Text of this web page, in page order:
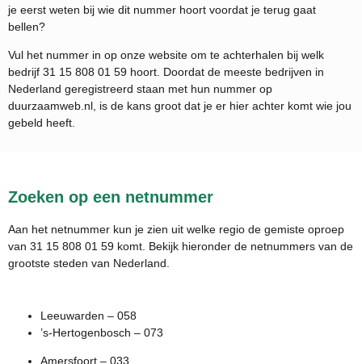
je eerst weten bij wie dit nummer hoort voordat je terug gaat
bellen?
Vul het nummer in op onze website om te achterhalen bij welk
bedrijf 31 15 808 01 59 hoort. Doordat de meeste bedrijven in
Nederland geregistreerd staan met hun nummer op
duurzaamweb.nl, is de kans groot dat je er hier achter komt wie jou
gebeld heeft.
Zoeken op een netnummer
Aan het netnummer kun je zien uit welke regio de gemiste oproep
van 31 15 808 01 59 komt. Bekijk hieronder de netnummers van de
grootste steden van Nederland.
Leeuwarden – 058
’s-Hertogenbosch – 073
Amersfoort – 033